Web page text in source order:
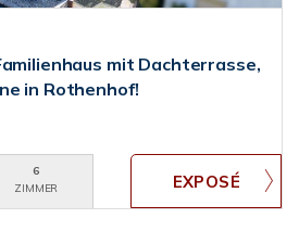
mit Dachterrasse,
in Rothenhof!
6
ZIMMER